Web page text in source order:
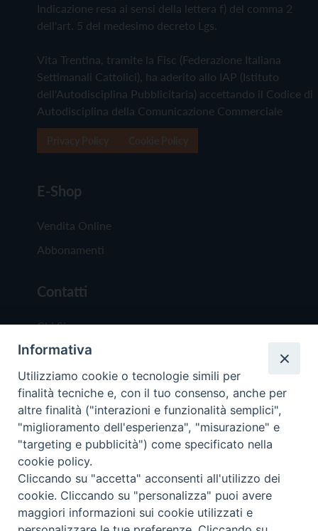
Indicazione resa ai sensi della lettera f) del comma 2
dell'art. 5 del medesimo decreto Lgs.
Vita Trentina, tramite la Fisc (Federazione Italiana
Settimanali Cattolici), ha aderito allo IAP (Istituto
dell'Autodisciplina Pubblicitaria) accettando il Codice di
Autodisciplina della Comunicazione Commerciale
E-Shop
Vendita Online
Abbonamenti
Contatti
Chi Siamo
Redazione
Scrivici
Copyright © 2019 - Tutti i diritti riservati - Vita
Trentina Editrice
Privacy Policy
Informativa
Utilizziamo cookie o tecnologie simili per
finalità tecniche e, con il tuo consenso, anche per
altre finalità ("interazioni e funzionalità semplici",
"miglioramento dell'esperienza", "misurazione" e
"targeting e pubblicità") come specificato nella
cookie policy.
Cliccando su "accetta" acconsenti all'utilizzo dei
cookie. Cliccando su "personalizza" puoi avere
maggiori informazioni sui cookie utilizzati e